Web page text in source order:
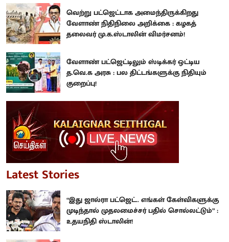
வெற்று பட்ஜெட்டாக அமைந்திருக்கிறது
வேளாண் நிதிநிலை அறிக்கை : கழகத்
தலைவர் மு.க.ஸ்டாலின் விமர்சனம்!
வேளாண் பட்ஜெட்டிலும் ஸ்டிக்கர் ஒட்டிய
த.வெ.க அரசு : பல திட்டங்களுக்கு நிதியும்
குறைப்பு!
Latest Stories
“இது ஜால்ரா பட்ஜெட்.. எங்கள் கேள்விகளுக்கு
முடிந்தால் முதலமைச்சர் பதில் சொல்லட்டும்” :
உதயநிதி ஸ்டாலின்!